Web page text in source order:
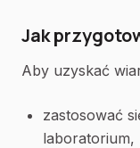
Jak
Aby uzyskać
zastosować
laboratorium,